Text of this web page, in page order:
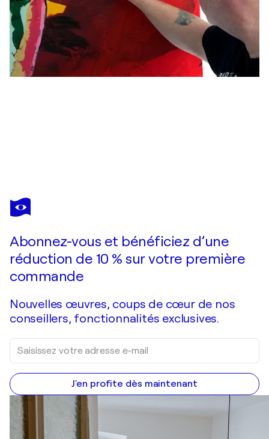
HOLGER MÜHLBAUER-GARDEMIN
Rothko Style 1
Abonnez-vous et bénéficiez d’une
réduction de 10 % sur votre première
commande
Nouvelles œuvres, coups de cœur de nos
conseillers, fonctionnalités exclusives.
J'en profite dès maintenant